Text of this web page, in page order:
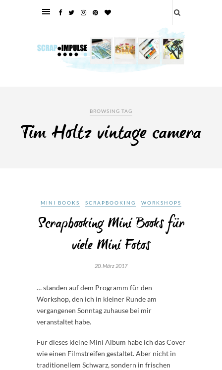
BROWSING TAG
Tim Holtz vintage camera
MINI BOOKS SCRAPBOOKING WORKSHOPS
Scrapbooking Mini Books für
viele Mini Fotos
20. März 2017
… standen auf dem Programm für den
Workshop, den ich in kleiner Runde am
vergangenen Sonntag zuhause bei mir
veranstaltet habe.
Für dieses kleine Mini Album habe ich das Cover
wie einen Filmstreifen gestaltet. Aber nicht in
traditionellem Schwarz, sondern in frischen